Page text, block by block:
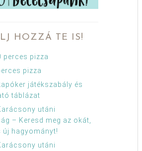
HOZZÁ TE IS!
perces pizza
pizza
játékszabály és
táblázat
utáni
– Keresd meg az okát,
új hagyományt!
utáni